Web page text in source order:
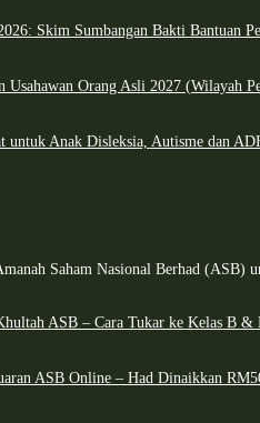
Skim Sumbangan Bakti Bantuan
Usahawan Orang Asli 2027 (Wilayah
untuk Anak Disleksia, Autisme dan
Saham Nasional Berhad (ASB)
ASB – Cara Tukar ke Kelas B &
ASB Online – Had Dinaikkan